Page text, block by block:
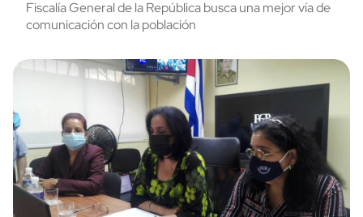
Fiscalía General de la República busca una mejor vía de
comunicación con la población